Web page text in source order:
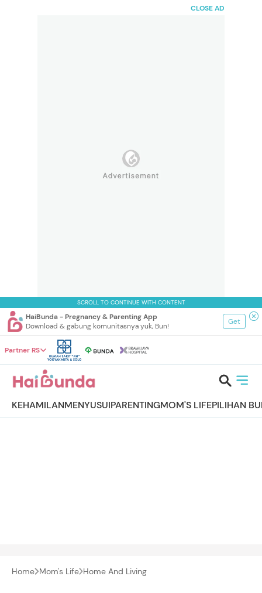
CLOSE AD
SCROLL TO CONTINUE WITH CONTENT
HaiBunda - Pregnancy & Parenting App
Download & gabung komunitasnya yuk, Bun!
Get
Partner RS
KEHAMILANMENYUSUIPARENTINGMOM'S LIFEPILIHAN
Home Mom's Life Home And Living